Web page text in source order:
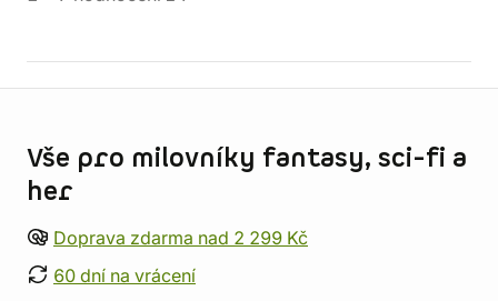
Vše pro milovníky fantasy, sci-fi a
her
Doprava zdarma nad 2 299 Kč
60 dní na vrácení